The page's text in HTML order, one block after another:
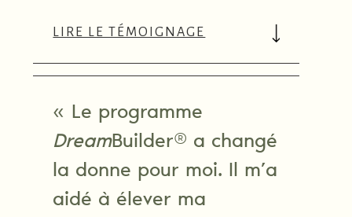
LIRE LE TÉMOIGNAGE
« Le programme
DreamBuilder® a changé
la donne pour moi. Il m’a
aidé à élever ma